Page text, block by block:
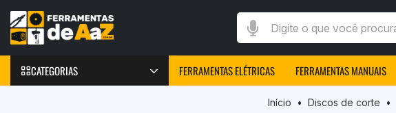
Digite o que você procura
CATEGORIAS FERRAMENTAS ELÉTRICAS FERRAMENTAS MANUAIS
Início Discos de corte